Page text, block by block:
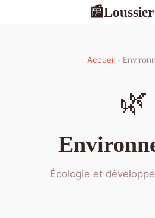
📰Loussier
Accueil›
🌿
Écologie et